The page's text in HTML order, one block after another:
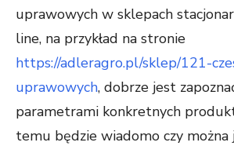
uprawowych w sklepach
line, na przykład na stronie
https://adleragro.pl/sklep/121-
uprawowych, dobrze jest
parametrami konkretnych
temu będzie wiadomo czy